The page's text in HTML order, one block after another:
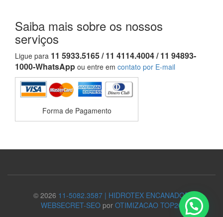
Saiba mais sobre os nossos
serviços
Ligue para 11 5933.5165 / 11 4114.4004 / 11 94893-
1000-WhatsApp ou entre em contato por E-mail
Forma de Pagamento
© 2026 11-5082.3587 | HIDROTEX ENCANADOR
WEBSECRET-SEO por OTIMIZACAO TOP20